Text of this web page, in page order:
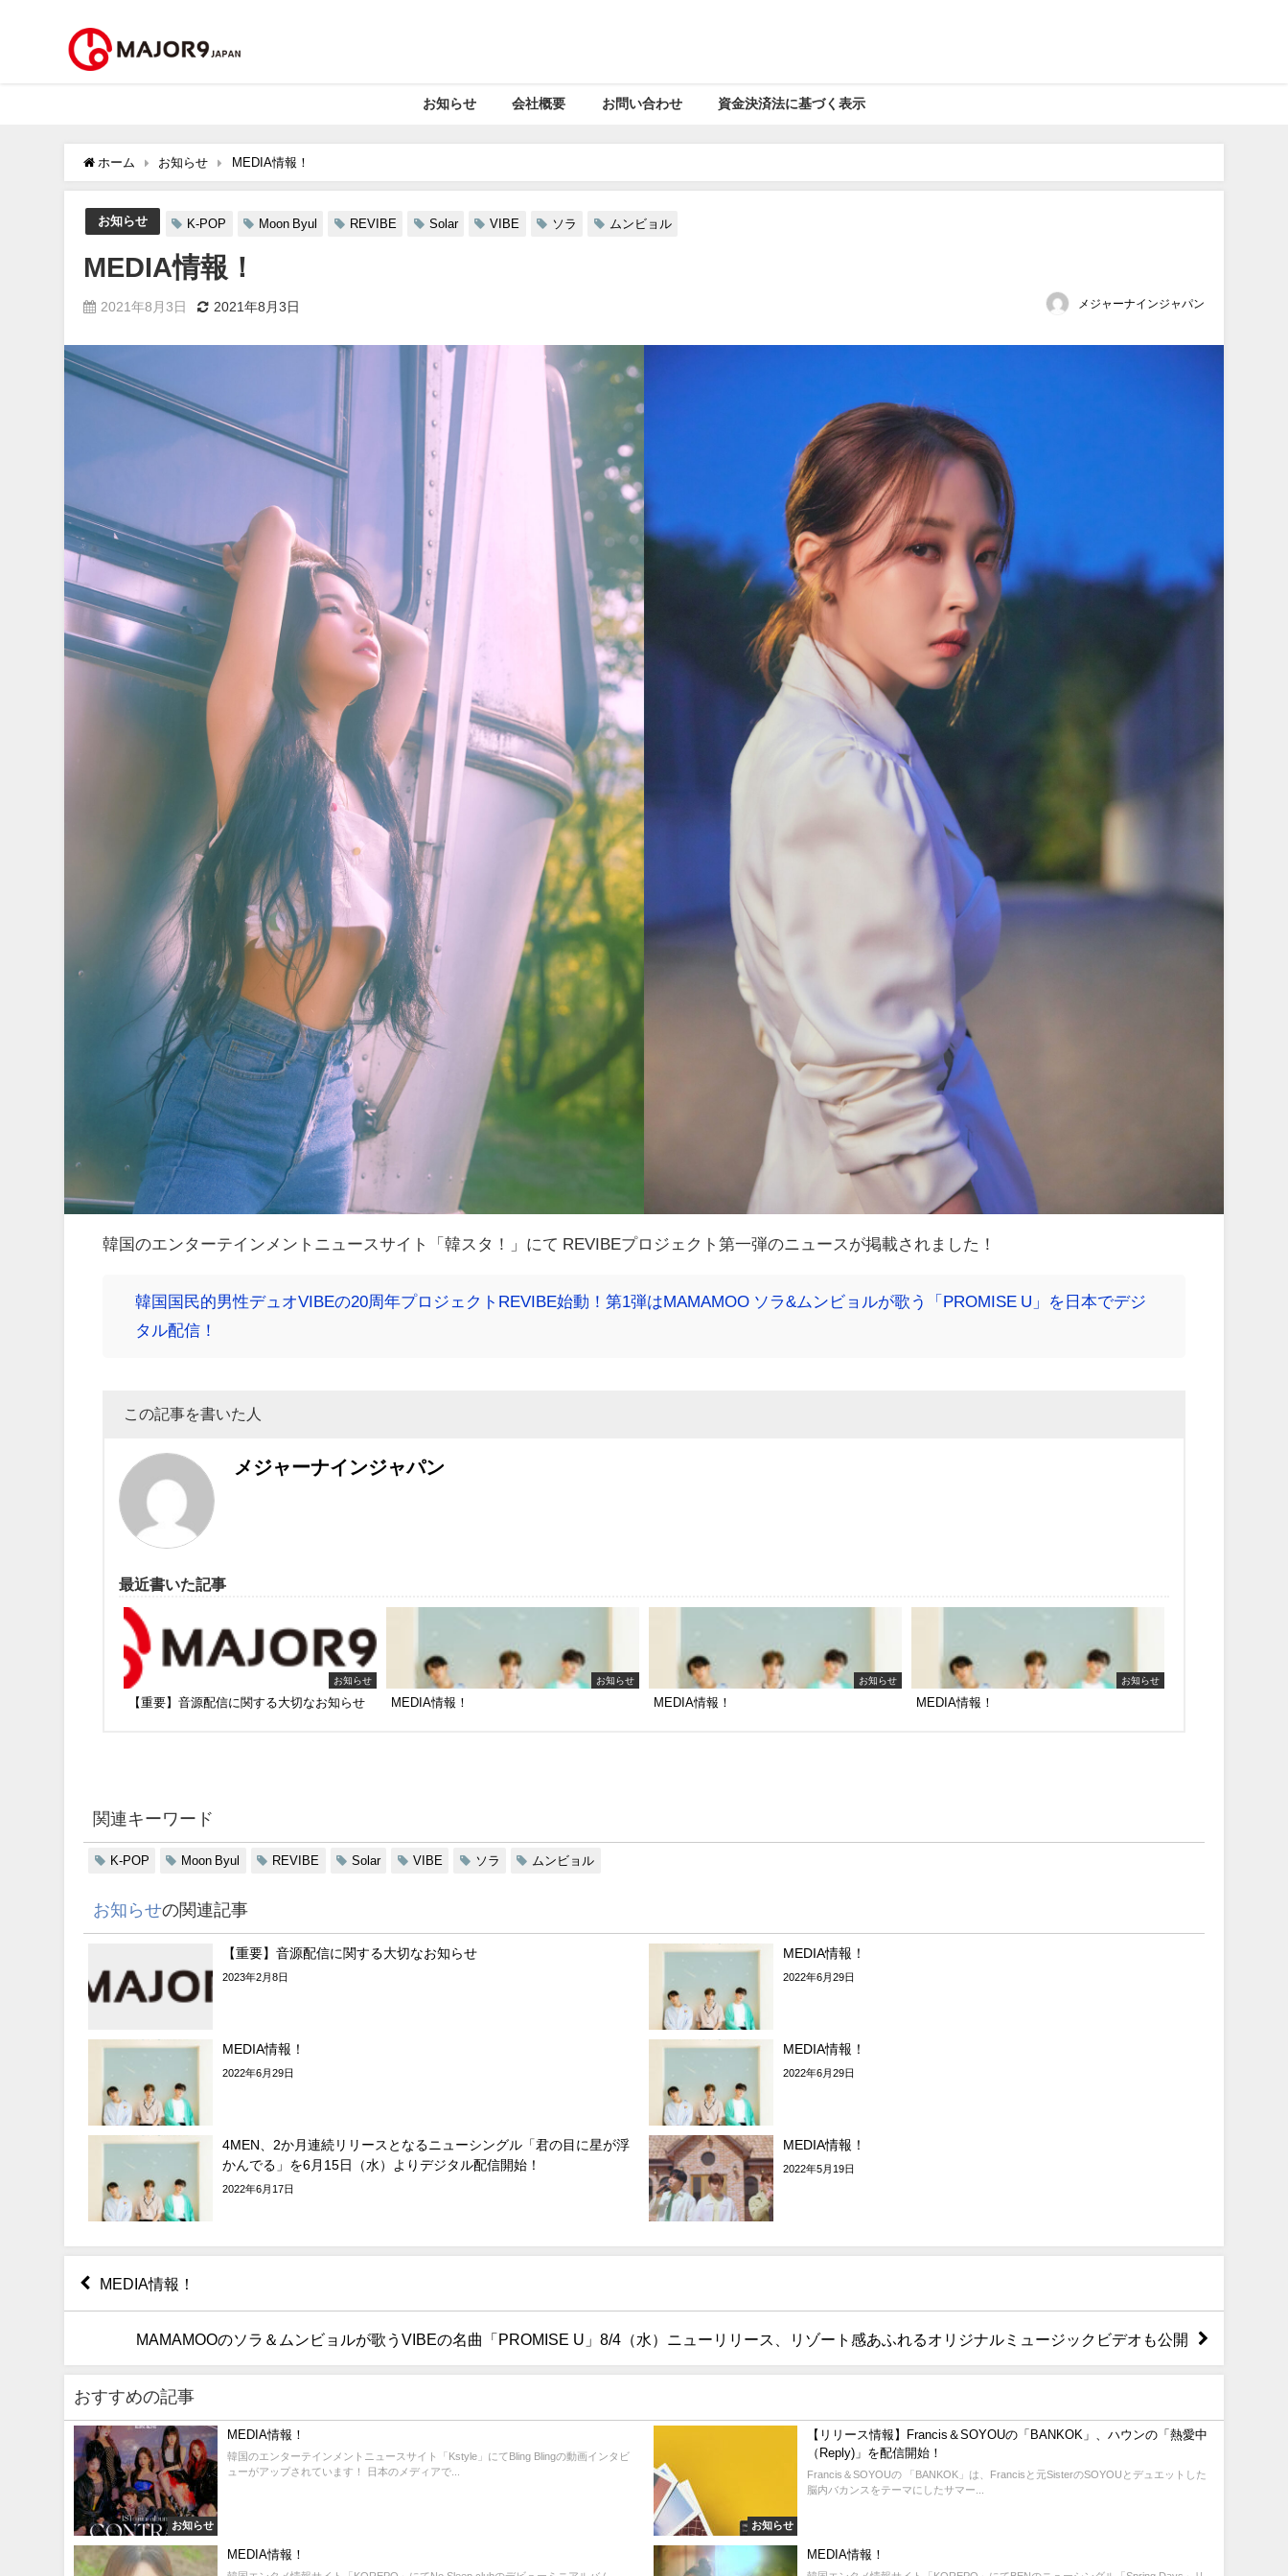
お知らせ 会社概要 お問い合わせ 資金決済法に基づく表示
ホーム お知らせ MEDIA情報！
お知らせ K-POP Moon Byul REVIBE Solar VIBE ソラ ムンビョル
MEDIA情報！
2021年8月3日 2021年8月3日 メジャーナインジャパン
韓国のエンターテインメントニュースサイト「韓スタ！」にて REVIBEプロジェクト第一弾のニュースが掲載されました！
韓国国民的男性デュオVIBEの20周年プロジェクトREVIBE始動！第1弾はMAMAMOO ソラ&ムンビョルが歌う「PROMISE U」を日本でデジ
タル配信！
この記事を書いた人
メジャーナインジャパン
最近書いた記事
お知らせ
【重要】音源配信に関する大切なお知らせ
お知らせ
MEDIA情報！
お知らせ
MEDIA情報！
お知らせ
MEDIA情報！
関連キーワード
K-POP Moon Byul REVIBE Solar VIBE ソラ ムンビョル
お知らせの関連記事
【重要】音源配信に関する大切なお知らせ
2023年2月8日
MEDIA情報！
2022年6月29日
MEDIA情報！
2022年6月29日
MEDIA情報！
2022年6月29日
4MEN、2か月連続リリースとなるニューシングル「君の目に星が浮
かんでる」を6月15日（水）よりデジタル配信開始！
2022年6月17日
MEDIA情報！
2022年5月19日
MEDIA情報！
MAMAMOOのソラ＆ムンビョルが歌うVIBEの名曲「PROMISE U」8/4（水）ニューリリース、リゾート感あふれるオリジナルミュージックビデオも公開
おすすめの記事
お知らせ
MEDIA情報！
韓国のエンターテインメントニュースサイト「Kstyle」にてBling Blingの動画インタビ
ューがアップされています！ 日本のメディアで...
お知らせ
【リリース情報】Francis＆SOYOUの「BANKOK」、ハウンの「熱愛中
（Reply)」を配信開始！
Francis＆SOYOUの 「BANKOK」は、Francisと元SisterのSOYOUとデュエットした
脳内バカンスをテーマにしたサマー...
MEDIA情報！ MEDIA情報！